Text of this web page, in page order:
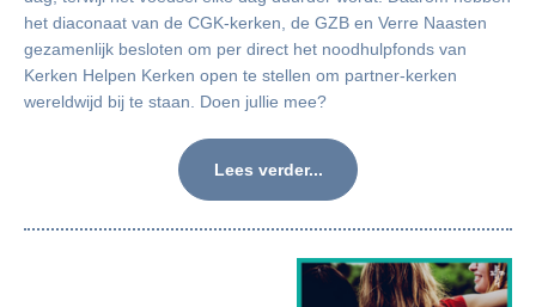
het diaconaat van de CGK-kerken, de GZB en Verre Naasten
gezamenlijk besloten om per direct het noodhulpfonds van
Kerken Helpen Kerken open te stellen om partner-kerken
wereldwijd bij te staan. Doen jullie mee?
Lees verder...